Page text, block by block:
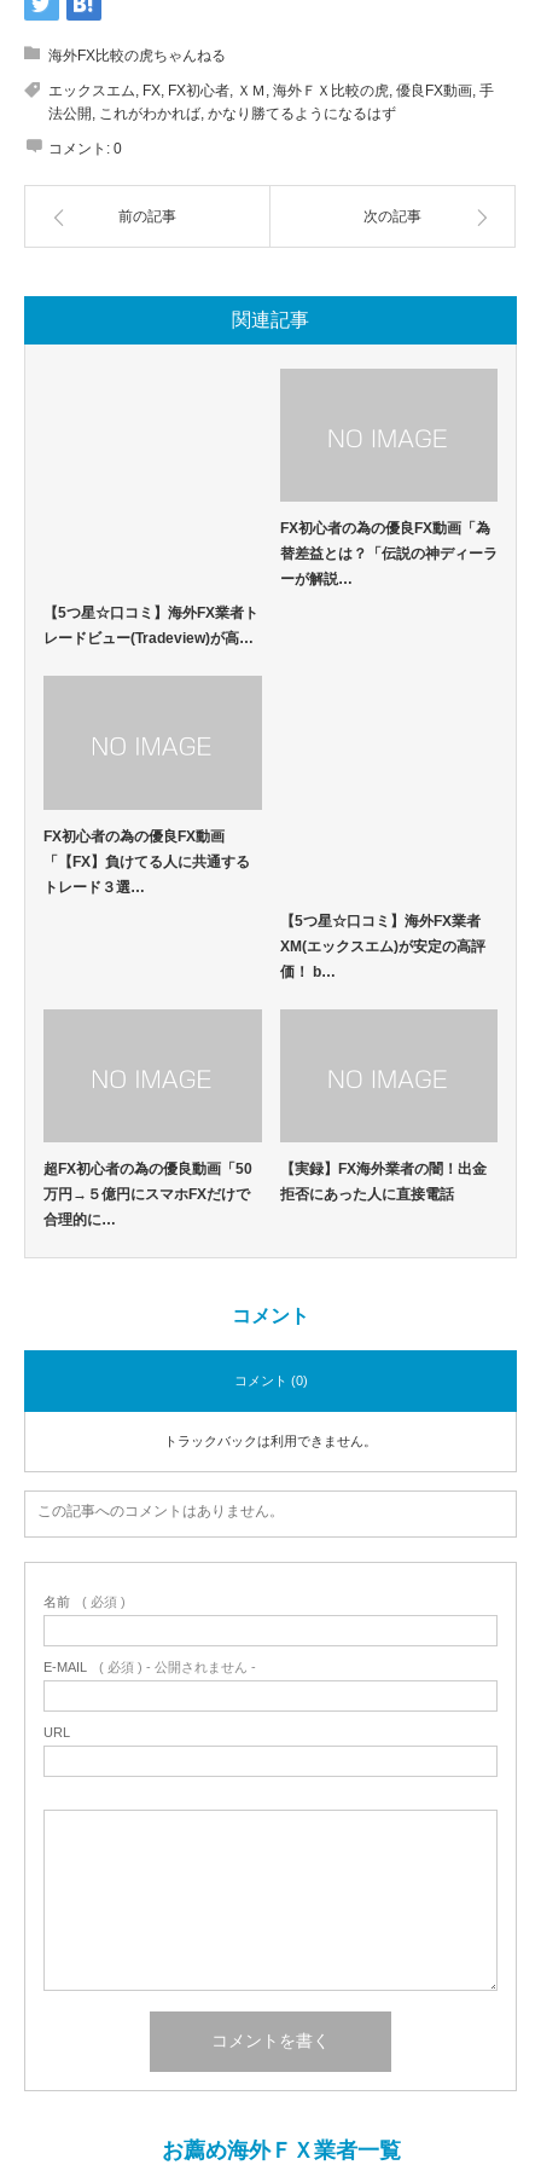
海外FX比較の虎ちゃんねる
エックスエム, FX, FX初心者, ＸＭ , 海外ＦＸ比較の虎, 優良FX動画, 手
法公開 , これがわかれば, かなり勝てるようになるはず
コメント: 0
前の記事 次の記事
関連記事
【5つ星☆口コミ】海外FX業者ト
レードビュー(Tradeview)が高…
FX初心者の為の優良FX動画「為
替差益とは？「伝説の神ディーラ
ーが解説…
FX初心者の為の優良FX動画
「【FX】負けてる人に共通する
トレード３選…
【5つ星☆口コミ】海外FX業者
XM(エックスエム)が安定の高評
価！ b…
超FX初心者の為の優良動画「50
万円→５億円にスマホFXだけで
合理的に…
【実録】FX海外業者の闇！出金
拒否にあった人に直接電話
コメント
コメント (0)
トラックバックは利用できません。
この記事へのコメントはありません。
名前 ( 必須 )
E-MAIL ( 必須 ) - 公開されません -
URL
お薦め海外ＦＸ業者一覧